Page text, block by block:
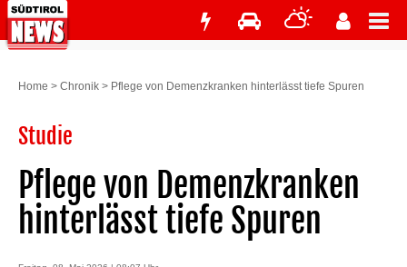
Home > Chronik > Pflege von Demenzkranken hinterlässt tiefe Spuren
Studie
Pflege von Demenzkranken
hinterlässt tiefe Spuren